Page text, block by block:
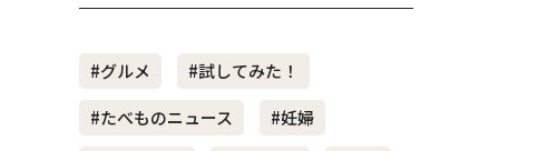
#グルメ
#試してみた！
#たべものニュース
#妊婦